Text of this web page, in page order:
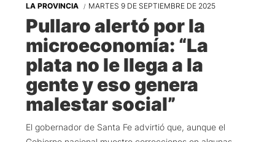
LA PROVINCIA MARTES 9 DE SEPTIEMBRE DE 2025
Pullaro alertó por la
microeconomía: “La
plata no le llega a la
gente y eso genera
malestar social”
El gobernador de Santa Fe advirtió que, aunque el